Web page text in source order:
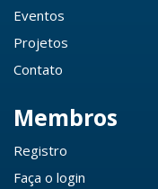
Eventos
Projetos
Contato
Membros
Registro
Faça o login